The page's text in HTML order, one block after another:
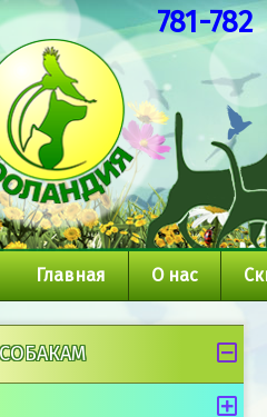
781-782
Главная О нас
СОБАКАМ